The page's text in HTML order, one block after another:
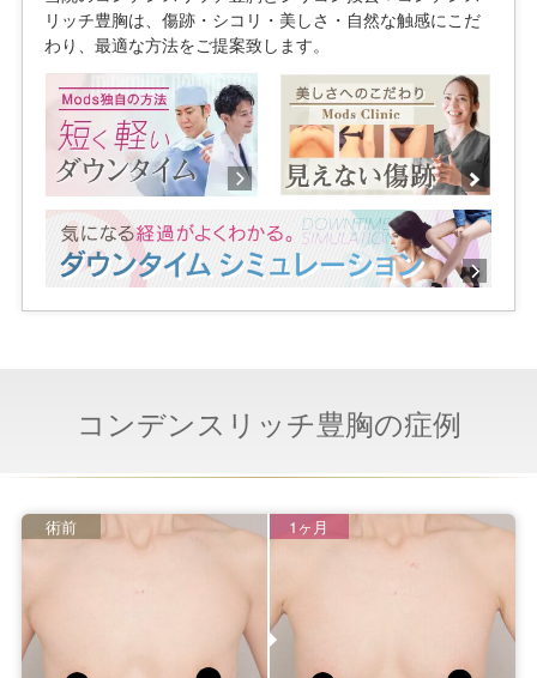
リッチ豊胸は、傷跡・シコリ・美しさ・自然な触感にこだ
わり、最適な方法をご提案致します。
コンデンスリッチ豊胸の症例
術前 1ヶ月